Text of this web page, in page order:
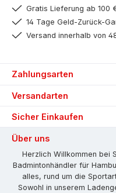
Gratis Lieferung ab 100
14 Tage Geld-Zurück-
Versand innerhalb von
Zahlungsarten
Versandarten
Sicher Einkaufen
Über uns
Herzlich Willkommen bei
Badmintonhändler für
alles, rund um die
Sowohl in unserem